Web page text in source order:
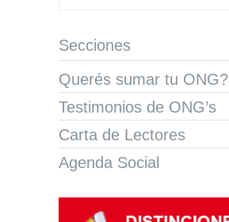
Secciones
Querés sumar tu ONG?
Testimonios de ONG’s
Carta de Lectores
Agenda Social